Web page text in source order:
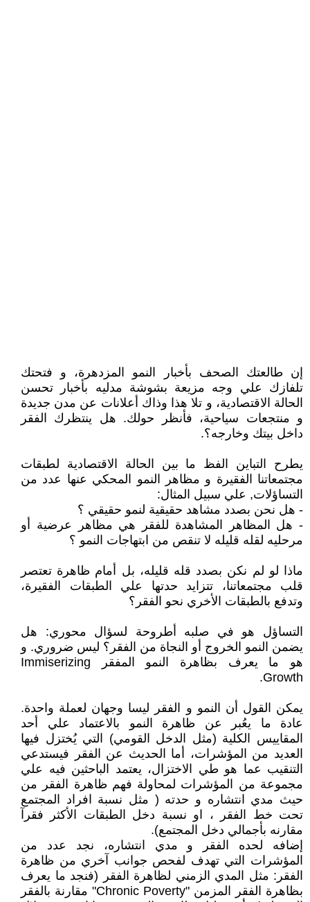
إن طالعتك الصحف بأخبار النمو المزدهرة، و فتحتك
تلفازك علي وجه مزيعة بشوشة مدليه بأخبار تحسن
الحالة الاقتصادية، و تلا هذا وذاك أعلانات عن مدن جديدة
و منتجعات سياحية، فأنظر حولك. هل ينتظرك الفقر
داخل بيتك وخارجه؟.
يطرح التباين الفظ ما بين الحالة الاقتصادية لطبقات
مجتمعاتنا الفقيرة و مظاهر النمو المحكي عنها عدد من
التساؤلات, علي سبيل المثال:
- هل نحن بصدد مشاهد حقيقية لنمو حقيقي ؟
- هل المظاهر المشاهدة للفقر هي مظاهر عرضية أو
مرحليه لقله قليله لا تنقص من ابتهاجات النمو ؟
ماذا لو لم نكن بصدد قله قليله، بل أمام ظاهرة تعتصر
قلب مجتمعاتنا، تتزايد حدتها علي الطبقات الفقيرة،
وتدفع بالطبقات الأخري نحو الفقر؟
التساؤل هو في صلبه أطروحة لسؤال محوري: هل
يضمن النمو الخروج أو النجاة من الفقر؟ ليس ضروري. و
هو ما يعرف بظاهرة النمو المفقر Immiserizing
Growth.
يمكن القول أن النمو و الفقر ليسا وجهان لعملة واحدة.
عادة ما يعُبر عن ظاهرة النمو بالاعتماد علي أحد
المقاييس الكلية (مثل الدخل القومي) التي يُختزل فيها
العديد من المؤشرات، أما الحديث عن الفقر فيستدعي
التنقيب عما هو طي الاختزال، يعتمد الباحثين فيه علي
مجموعة من المؤشرات لمحاولة فهم ظاهرة الفقر من
حيث مدي انتشاره و حدته ( مثل نسبة افراد المجتمع
تحت خط الفقر ، او نسبة دخل الطبقات الأكثر فقرآ
مقارنه بأجمالي دخل المجتمع).
إضافه لحده الفقر و مدي انتشاره، نجد عدد من
المؤشرات التي تهدف لفحص جوانب آخري من ظاهرة
الفقر: مثل المدي الزمني لظاهرة الفقر (فنجد ما يعرف
بظاهرة الفقر المزمن "Chronic Poverty" مقارنة بالفقر